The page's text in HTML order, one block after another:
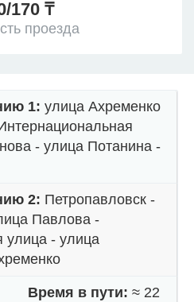
170 ₸
проезда
1: улица Ахременко
- улица Потанина -
2: Петропавловск -
Павлова -
улица - улица
Время в пути: ≈ 22